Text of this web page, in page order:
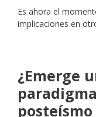
Es ahora el
implicaciones en
¿Emerge
posteísmo